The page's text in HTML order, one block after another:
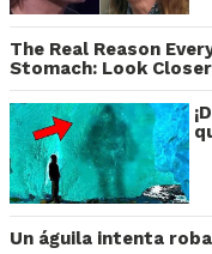
The Real Reason
Stomach: Look Closer
Un águila intenta